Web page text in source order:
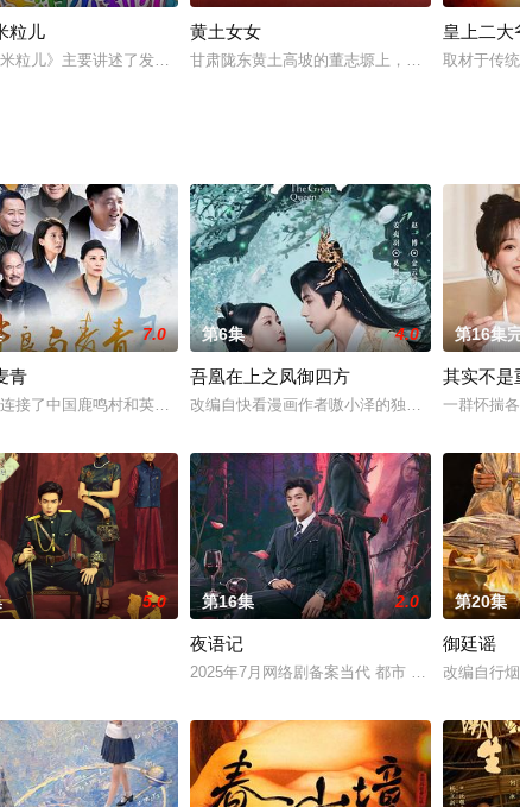
相救，亚升得以脱身。两家人由此引发了很多爆
粒儿
米粒儿》主要讲述了发生在老范（王振华饰）一家及小区邻里间的欢乐趣事
黄土女女
甘肃陇东黄土高坡的董志塬上，面临家庭经济
皇上二大
取材于传
的情感，以及他们在复杂局势中坚守初心、勇敢
7.0
青
接了中国鹿鸣村和英国牛津，麦香通过视频向米良宣告：婚不结了。鹿鸣
第6集 4.0
吾凰在上之凤御四方
改编自快看漫画作者嗷小泽的独家连载漫画《
第16集
其实不是
一群怀揣
监控、无DNA鉴定技术的支持下，通过摸排、
5.0 第16集 2.0
夜语记
2025年7月网络剧备案当代 都市 海南越酷文化
第20集
御廷谣
改编自行